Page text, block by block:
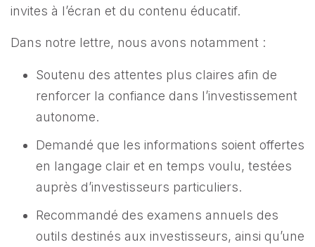
invites à l’écran et du contenu éducatif.
Dans notre lettre, nous avons notamment :
Soutenu des attentes plus claires afin de
renforcer la confiance dans l’investissement
autonome.
Demandé que les informations soient offertes
en langage clair et en temps voulu, testées
auprès d’investisseurs particuliers.
Recommandé des examens annuels des
outils destinés aux investisseurs, ainsi qu’une